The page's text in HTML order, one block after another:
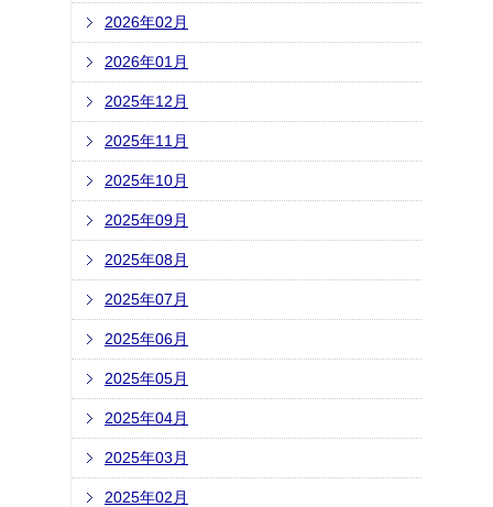
2026年02月
2026年01月
2025年12月
2025年11月
2025年10月
2025年09月
2025年08月
2025年07月
2025年06月
2025年05月
2025年04月
2025年03月
2025年02月